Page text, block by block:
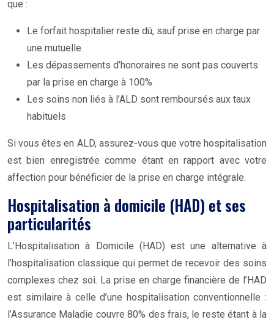
que :
Le forfait hospitalier reste dû, sauf prise en charge par
une mutuelle
Les dépassements d’honoraires ne sont pas couverts
par la prise en charge à 100%
Les soins non liés à l’ALD sont remboursés aux taux
habituels
Si vous êtes en ALD, assurez-vous que votre hospitalisation
est bien enregistrée comme étant en rapport avec votre
affection pour bénéficier de la prise en charge intégrale.
Hospitalisation à domicile (HAD) et ses
particularités
L’Hospitalisation à Domicile (HAD) est une alternative à
l’hospitalisation classique qui permet de recevoir des soins
complexes chez soi. La prise en charge financière de l’HAD
est similaire à celle d’une hospitalisation conventionnelle :
l’Assurance Maladie couvre 80% des frais, le reste étant à la